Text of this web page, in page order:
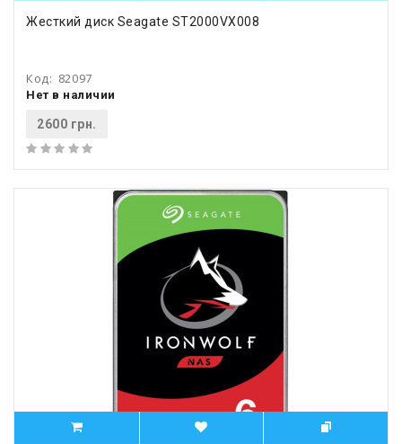
Жесткий диск Seagate ST2000VX008
Код: 82097
Нет в наличии
2600 грн.